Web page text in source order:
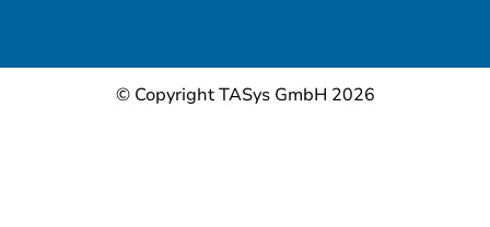
© Copyright TASys GmbH 2026